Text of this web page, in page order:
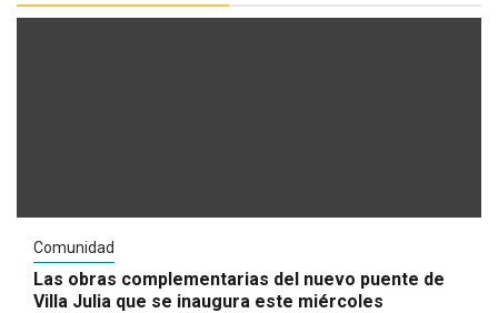
Comunidad
Las obras complementarias del nuevo puente de
Villa Julia que se inaugura este miércoles